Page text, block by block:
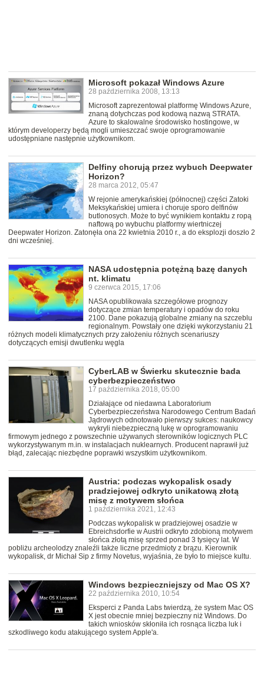
Microsoft pokazał Windows Azure
28 października 2008, 13:13
Microsoft zaprezentował platformę Windows Azure,
znaną dotychczas pod kodową nazwą STRATA.
Azure to skalowalne środowisko hostingowe, w
którym developerzy będą mogli umieszczać swoje oprogramowanie
udostępniane następnie użytkownikom.
Delfiny chorują przez wybuch Deepwater
Horizon?
28 marca 2012, 05:47
W rejonie amerykańskiej (północnej) części Zatoki
Meksykańskiej umiera i choruje sporo delfinów
butlonosych. Może to być wynikiem kontaktu z ropą
naftową po wybuchu platformy wiertniczej
Deepwater Horizon. Zatonęła ona 22 kwietnia 2010 r., a do eksplozji doszło 2
dni wcześniej.
NASA udostępnia potężną bazę danych
nt. klimatu
9 czerwca 2015, 17:06
NASA opublikowała szczegółowe prognozy
dotyczące zmian temperatury i opadów do roku
2100. Dane pokazują globalne zmiany na szczeblu
regionalnym. Powstały one dzięki wykorzystaniu 21
różnych modeli klimatycznych przy założeniu różnych scenariuszy
dotyczących emisji dwutlenku węgla
CyberLAB w Świerku skutecznie bada
cyberbezpieczeństwo
17 października 2018, 05:00
Działające od niedawna Laboratorium
Cyberbezpieczeństwa Narodowego Centrum Badań
Jądrowych odnotowało pierwszy sukces: naukowcy
wykryli niebezpieczną lukę w oprogramowaniu
firmowym jednego z powszechnie używanych sterowników logicznych PLC
wykorzystywanym m.in. w instalacjach nuklearnych. Producent naprawił już
błąd, zalecając niezbędne poprawki wszystkim użytkownikom.
Austria: podczas wykopalisk osady
pradziejowej odkryto unikatową złotą
misę z motywem słońca
1 października 2021, 12:43
Podczas wykopalisk w pradziejowej osadzie w
Ebreichsdorfie w Austrii odkryto zdobioną motywem
słońca złotą misę sprzed ponad 3 tysięcy lat. W
pobliżu archeolodzy znaleźli także liczne przedmioty z brązu. Kierownik
wykopalisk, dr Michał Sip z firmy Novetus, wyjaśnia, że było to miejsce kultu.
Windows bezpieczniejszy od Mac OS X?
22 października 2010, 10:54
Eksperci z Panda Labs twierdzą, że system Mac OS
X jest obecnie mniej bezpieczny niż Windows. Do
takich wniosków skłoniła ich rosnąca liczba luk i
szkodliwego kodu atakującego system Apple'a.